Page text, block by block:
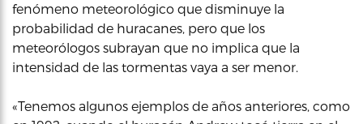
fenómeno meteorológico que disminuye la
probabilidad de huracanes, pero que los
meteorólogos subrayan que no implica que la
intensidad de las tormentas vaya a ser menor.
«Tenemos algunos ejemplos de años anteriores, como